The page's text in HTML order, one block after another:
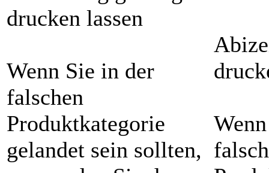
drucken lassen
Wenn Sie in der
falschen
Produktkategorie
gelandet sein sollten,